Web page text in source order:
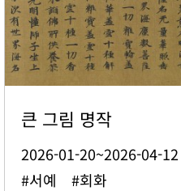
큰 그림 명작
2026-01-20~2026-04-12
#서예 #회화